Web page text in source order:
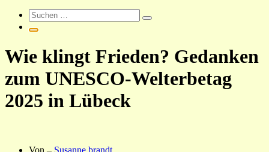
Wie klingt Frieden? Gedanken
zum UNESCO-Welterbetag
2025 in Lübeck